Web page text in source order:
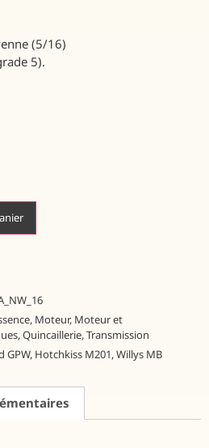
(5/16)
5).
, Moteur, Moteur et
,Quincaillerie,Transmission
GPW, Hotchkiss M201,Willys MB